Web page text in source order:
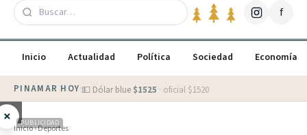
f
Inicio Actualidad Política Sociedad Economía
PINAMAR HOY·💵 Dólar blue $1525 · oficial $1520
× PUBLICIDAD
Inicio›Deportes